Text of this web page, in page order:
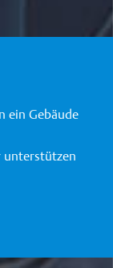
ein Gebäude
unterstützen